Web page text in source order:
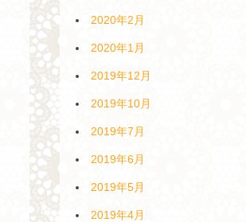
2020年2月
2020年1月
2019年12月
2019年10月
2019年7月
2019年6月
2019年5月
2019年4月